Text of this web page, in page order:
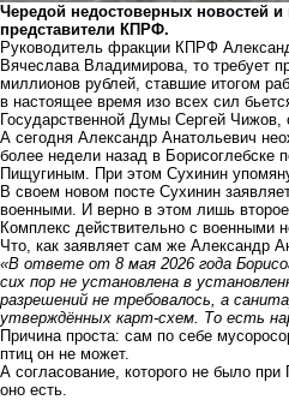
Чередой недостоверных новостей
представители КПРФ.
Руководитель фракции КПРФ
Вячеслава Владимирова, то требует
миллионов рублей, ставшие итогом
в настоящее время изо всех сил
Государственной Думы Сергей Чижов,
А сегодня Александр Анатольевич
более недели назад в Борисоглебске
Пищугиным. При этом Сухинин
В своем новом посте Сухинин
военными. И верно в этом лишь второе.
Комплекс действительно с военными
Что, как заявляет сам же Александр
«В ответе от 8 мая 2026 года
сих пор не установлена в
разрешений не требовалось, а
утверждённых карт-схем. То есть
Причина проста: сам по себе
птиц он не может.
А согласование, которого не было
оно есть.